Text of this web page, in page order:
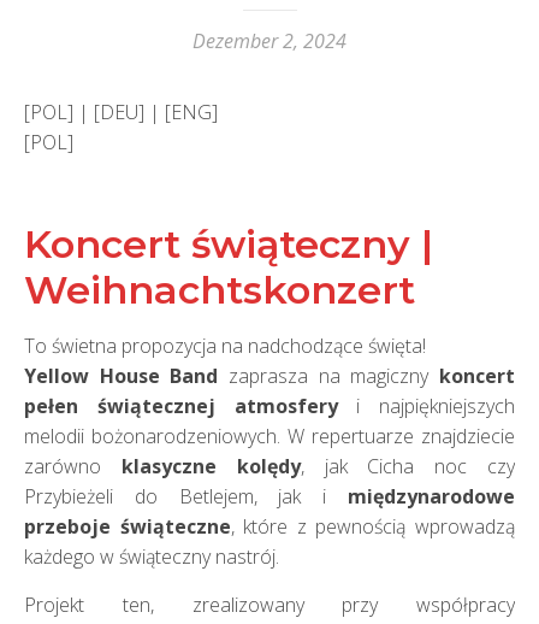
Dezember 2, 2024
[POL] | [DEU] | [ENG]
[POL]
Koncert świąteczny |
Weihnachtskonzert
To świetna propozycja na nadchodzące święta!
Yellow House Band zaprasza na magiczny koncert
pełen świątecznej atmosferyi najpiękniejszych
melodii bożonarodzeniowych. W repertuarze znajdziecie
zarówno klasyczne kolędy, jak Cicha noc czy
Przybieżeli do Betlejem, jak i międzynarodowe
przeboje świąteczne, które z pewnością wprowadzą
każdego w świąteczny nastrój.
Projekt ten, zrealizowany przy współpracy